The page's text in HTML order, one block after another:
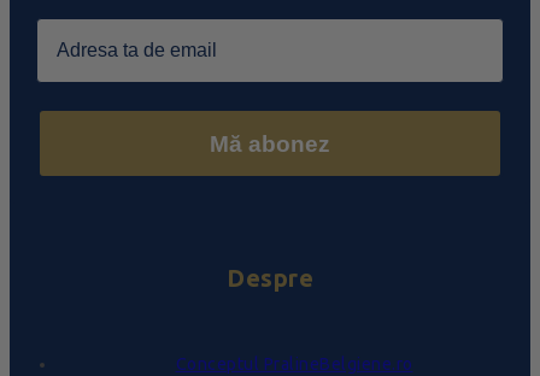
Email
Mă abonez
Despre
Conceptul PralineBelgiene.ro